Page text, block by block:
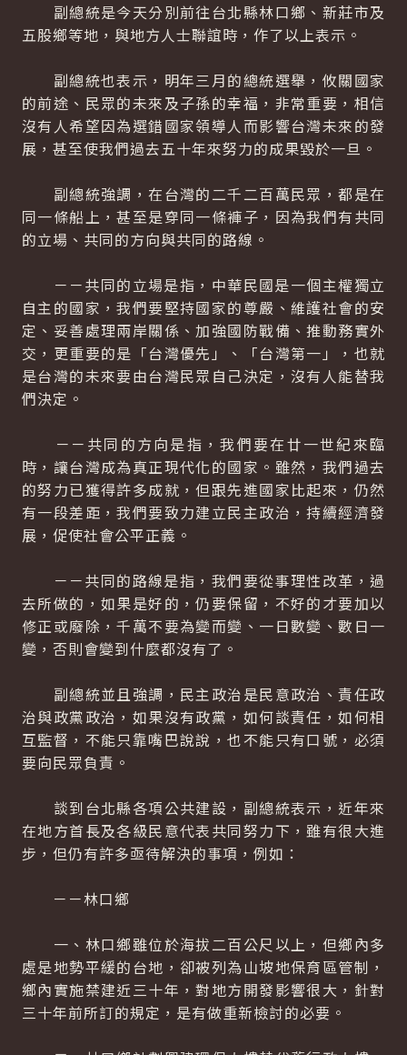
副總統是今天分別前往台北縣林口鄉、新莊市及
五股鄉等地，與地方人士聯誼時，作了以上表示。
副總統也表示，明年三月的總統選舉，攸關國家
的前途、民眾的未來及子孫的幸福，非常重要，相信
沒有人希望因為選錯國家領導人而影響台灣未來的發
展，甚至使我們過去五十年來努力的成果毀於一旦。
副總統強調，在台灣的二千二百萬民眾，都是在
同一條船上，甚至是穿同一條褲子，因為我們有共同
的立場、共同的方向與共同的路線。
－－共同的立場是指，中華民國是一個主權獨立
自主的國家，我們要堅持國家的尊嚴、維護社會的安
定、妥善處理兩岸關係、加強國防戰備、推動務實外
交，更重要的是「台灣優先」、「台灣第一」，也就
是台灣的未來要由台灣民眾自己決定，沒有人能替我
們決定。
－－共同的方向是指，我們要在廿一世紀來臨
時，讓台灣成為真正現代化的國家。雖然，我們過去
的努力已獲得許多成就，但跟先進國家比起來，仍然
有一段差距，我們要致力建立民主政治，持續經濟發
展，促使社會公平正義。
－－共同的路線是指，我們要從事理性改革，過
去所做的，如果是好的，仍要保留，不好的才要加以
修正或廢除，千萬不要為變而變、一日數變、數日一
變，否則會變到什麼都沒有了。
副總統並且強調，民主政治是民意政治、責任政
治與政黨政治，如果沒有政黨，如何談責任，如何相
互監督，不能只靠嘴巴說說，也不能只有口號，必須
要向民眾負責。
談到台北縣各項公共建設，副總統表示，近年來
在地方首長及各級民意代表共同努力下，雖有很大進
步，但仍有許多亟待解決的事項，例如：
－－林口鄉
一、林口鄉雖位於海拔二百公尺以上，但鄉內多
處是地勢平緩的台地，卻被列為山坡地保育區管制，
鄉內實施禁建近三十年，對地方開發影響很大，針對
三十年前所訂的規定，是有做重新檢討的必要。